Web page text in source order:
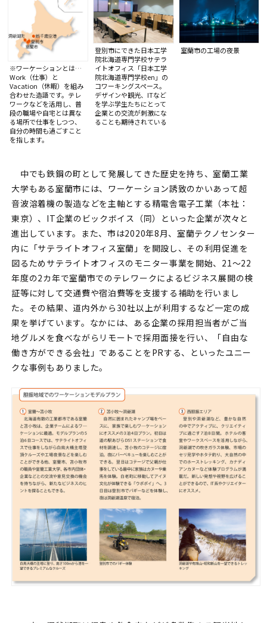
※ワーケーションとは…
Work（仕事）と
Vacation（休暇）を組み
合わせた造語です。テレ
ワークなどを活用し、普
段の職場や自宅とは異な
る場所で仕事をしつつ、
自分の時間も過ごすこと
を指します。
登別市にできた日本工学
院北海道専門学校サテラ
イトオフィス「日本工学
院北海道専門学校en」の
コワーキングスペース。
デザインや観光、ITなど
を学ぶ学生たちにとって
企業との交流が刺激にな
ることも期待されている
室蘭市の工場の夜景
中でも鉄鋼の町として発展してきた歴史を持ち、室蘭工業
大学もある室蘭市には、ワーケーション誘致のかいあって超
音波溶着機の製造などを主軸とする精電舎電子工業（本社：
東京）、IT企業のビックボイス（同）といった企業が次々と
進出しています。また、市は2020年8月、室蘭テクノセンター
内に「サテライトオフィス室蘭」を開設し、その利用促進を
図るためサテライトオフィスのモニター事業を開始、21～22
年度の2カ年で室蘭市でのテレワークによるビジネス展開の検
証等に対して交通費や宿泊費等を支援する補助を行いまし
た。その結果、道内外から30社以上が利用するなど一定の成
果を挙げています。なかには、ある企業の採用担当者がご当
地グルメを食べながらリモートで採用面接を行い、「自由な
働き方ができる会社」であることをPRする、といったユニー
クな事例もありました。